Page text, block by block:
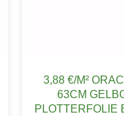
3,88 €/M²
63CM
PLOTTERFOLIE